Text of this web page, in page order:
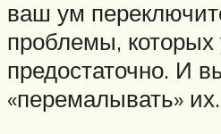
ваш ум
проблемы, которых
предостаточно. И
«перемалывать» их.